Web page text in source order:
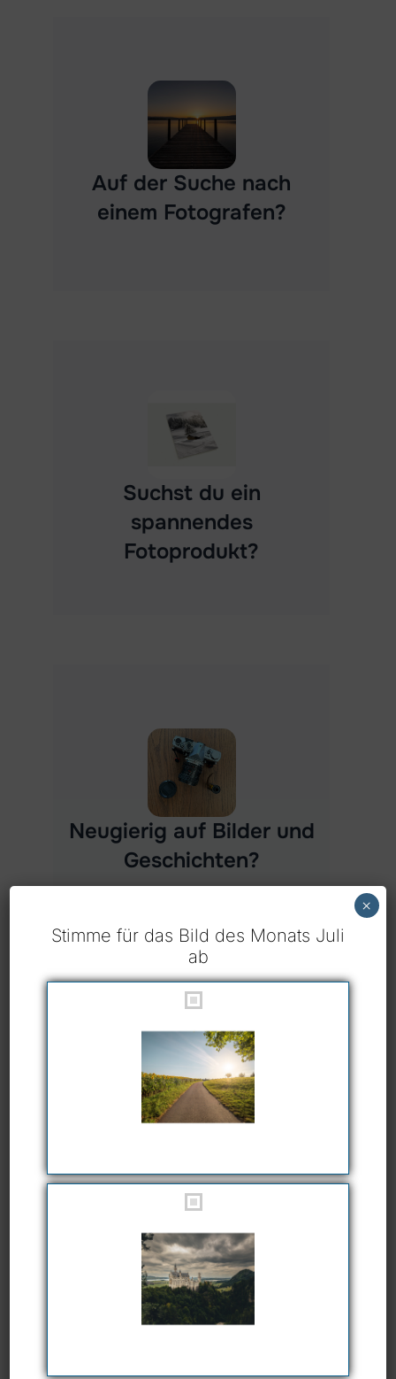
Auf der Suche nach
einem Fotografen?
Melde dich
hier
Suchst du ein
spannendes
Fotoprodukt?
Besuch meinen
Shop
Neugierig auf Bilder und
Geschichten?
Besuch meinen Blog
Blogs
Frisch aus dem Blog
Stimme für das Bild des Monats Juli
ab
×